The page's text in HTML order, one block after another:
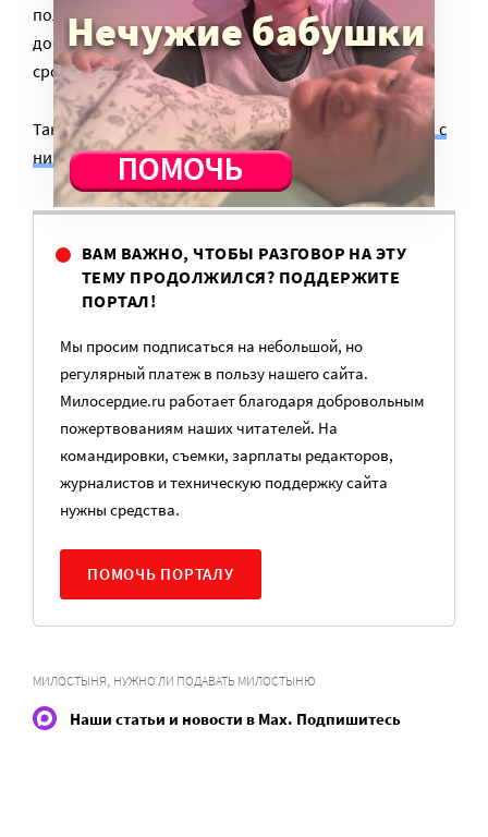
полиция должна быть суровой. А попытка пресечь
добрый православный обычай – подавать нищим –
сродни скрытому иконоборчеству.
Также на тему: « Попрошайки в Москве: кто они и что с
ними делать?»
ВАМ ВАЖНО, ЧТОБЫ РАЗГОВОР НА ЭТУ
ТЕМУ ПРОДОЛЖИЛСЯ? ПОДДЕРЖИТЕ
ПОРТАЛ!
Мы просим подписаться на небольшой, но
регулярный платеж в пользу нашего сайта.
Милосердие.ru работает благодаря добровольным
пожертвованиям наших читателей. На
командировки, съемки, зарплаты редакторов,
журналистов и техническую поддержку сайта
нужны средства.
ПОМОЧЬ ПОРТАЛУ
МИЛОСТЫНЯ, НУЖНО ЛИ ПОДАВАТЬ МИЛОСТЫНЮ
Наши статьи и новости в Max. Подпишитесь